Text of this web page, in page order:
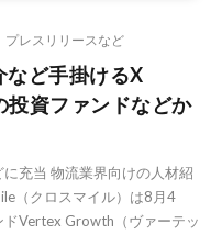
プレスリリースなど
など手掛けるX
資ファンドなどか
充当 物流業界向けの人材紹
（クロスマイル）は8月4
Vertex Growth（ヴァーテッ